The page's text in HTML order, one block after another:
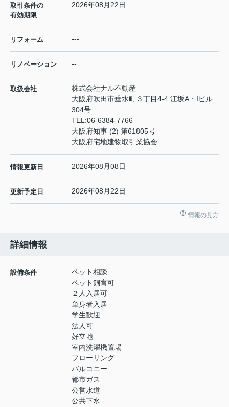
取引条件の
有効期限
2026年08月22日
リフォーム ---
リノベーション --
取扱会社
株式会社ナル不動産
大阪府吹田市垂水町３丁目4-4 江坂A・Iビル
304号
TEL:06-6384-7766
大阪府知事 (2) 第61805号
大阪府宅地建物取引業協会
情報更新日 2026年08月08日
更新予定日 2026年08月22日
情報の見方
詳細情報
設備条件
ペット相談
ペット飼育可
２人入居可
単身者入居
学生歓迎
法人可
好立地
室内洗濯機置場
フローリング
バルコニー
都市ガス
公営水道
公共下水